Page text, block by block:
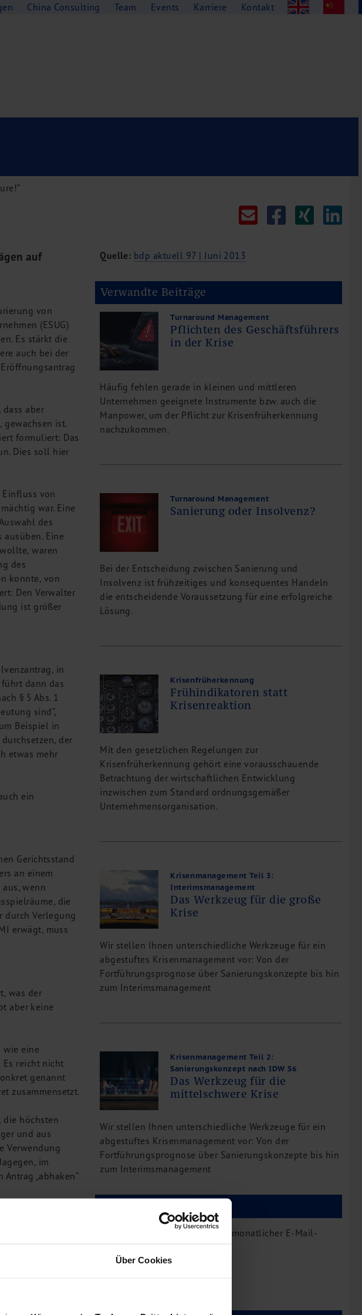
Über Cookies
auf
von
(ESUG)
Es stärkt die
auch bei der
aber
ist.
formuliert: Das
Dies soll hier
Einfluss von
war. Eine
des
Eine
waren
des
konnte, von
Den Verwalter
ist größer
in
dann das
§ 5 Abs. 1
sind“,
Beispiel in
der
etwas mehr
ein
Gerichtsstand
an einem
wenn
die
durch Verlegung
erwägt, muss
was der
aber keine
wie eine
reicht nicht
genannt
zusammensetzt.
die höchsten
und aus
Verwendung
im
„abhaken“
beschieden
beispielsweise:
so benennen.
verlangt,
Quelle: bdp aktuell 97 | Juni 2013
Verwandte Beiträge
Turnaround Management
Pflichten des Geschäftsführers
in der Krise
Häufig fehlen gerade in kleinen und mittleren
Unternehmen geeignete Instrumente bzw. auch die
Manpower, um der Pflicht zur Krisenfrüherkennung
nachzukommen.
Turnaround Management
Sanierung oder Insolvenz?
Bei der Entscheidung zwischen Sanierung und
Insolvenz ist frühzeitiges und konsequentes Handeln
die entscheidende Voraussetzung für eine erfolgreiche
Lösung.
Krisenfrüherkennung
Frühindikatoren statt
Krisenreaktion
Mit den gesetzlichen Regelungen zur
Krisenfrüherkennung gehört eine vorausschauende
Betrachtung der wirtschaftlichen Entwicklung
inzwischen zum Standard ordnungsgemäßer
Unternehmensorganisation.
Krisenmanagement Teil 3:
Interimsmanagement
Das Werkzeug für die große
Krise
Wir stellen Ihnen unterschiedliche Werkzeuge für ein
abgestuftes Krisenmanagement vor: Von der
Fortführungsprognose über Sanierungskonzepte bis hin
zum Interimsmanagement
Krisenmanagement Teil 2:
Sanierungskonzept nach IDW S6
Das Werkzeug für die
mittelschwere Krise
Wir stellen Ihnen unterschiedliche Werkzeuge für ein
abgestuftes Krisenmanagement vor: Von der
Fortführungsprognose über Sanierungskonzepte bis hin
zum Interimsmanagement
bdp aktuell erscheint auch als monatlicher E-Mail-
China Consulting Team Events Karriere Kontakt